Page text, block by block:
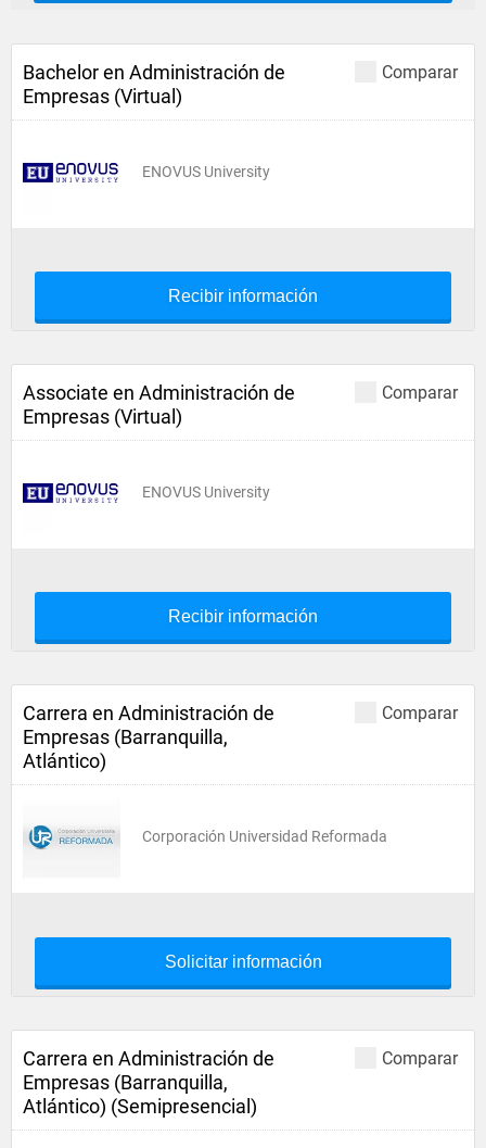
Comparar
Bachelor en Administración de
Empresas (Virtual)
ENOVUS University
Recibir información
Comparar
Associate en Administración de
Empresas (Virtual)
ENOVUS University
Recibir información
Comparar
Carrera en Administración de
Empresas (Barranquilla,
Atlántico)
Corporación Universidad Reformada
Solicitar información
Comparar
Carrera en Administración de
Empresas (Barranquilla,
Atlántico) (Semipresencial)